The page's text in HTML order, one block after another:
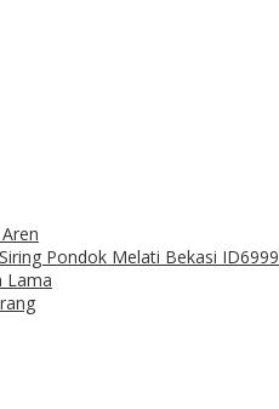
Pondok Melati Bekasi ID6999
Lama